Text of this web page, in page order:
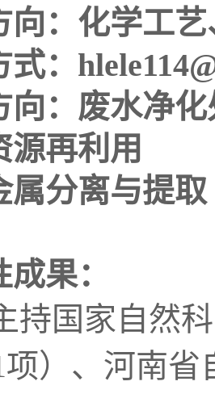
向：化学工
：
向：废水净
源再利用
属分离与提取
果：
持国家自然
）、河南